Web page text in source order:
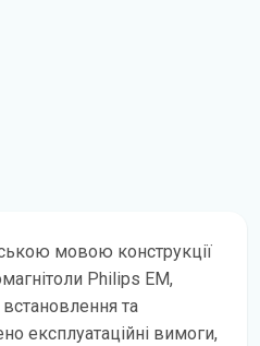
мовою конструкції
Philips EM,
встановлення та
експлуатаційні вимоги,